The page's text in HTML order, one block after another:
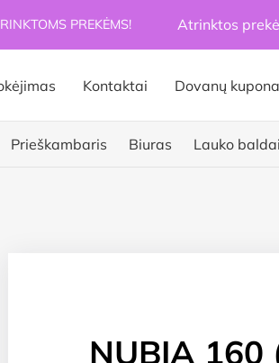
PREKĖMS! Atrinktos
Kontaktai Dovanų
Prieškambaris Biuras Lauko baldai
NUBIA 160